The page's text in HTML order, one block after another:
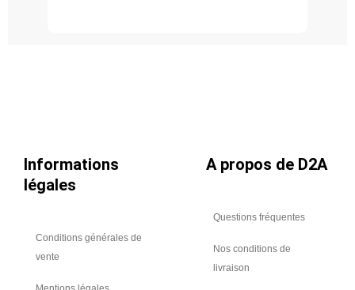
Informations
légales
Conditions générales de
vente
A propos de D2A
Questions fréquentes
Nos conditions de
livraison